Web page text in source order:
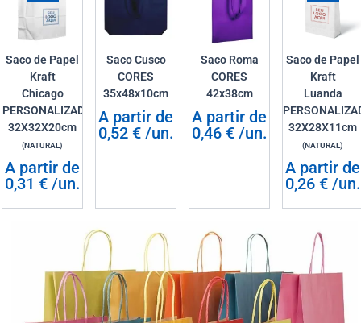
Saco de Papel
Kraft
Chicago
PERSONALIZADO
32X32X20cm
(NATURAL)
A partir de
0,31 € /un.
Saco Cusco
CORES
35x48x10cm
A partir de
0,52 € /un.
Saco Roma
CORES
42x38cm
A partir de
0,46 € /un.
Saco de Papel
Kraft
Luanda
32X28X11cm
(NATURAL)
A partir de
0,26 € /un.